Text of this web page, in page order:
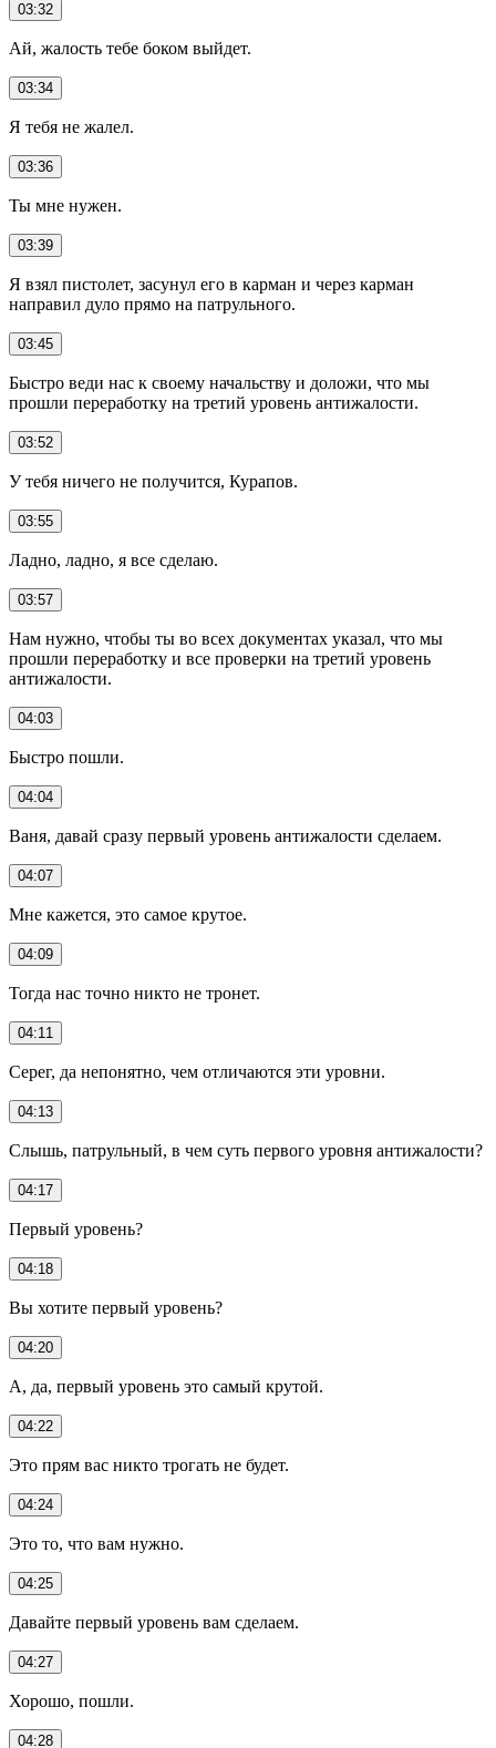
03:32
Ай, жалость тебе боком выйдет.
03:34
Я тебя не жалел.
03:36
Ты мне нужен.
03:39
Я взял пистолет, засунул его в карман и через карман
направил дуло прямо на патрульного.
03:45
Быстро веди нас к своему начальству и доложи, что мы
прошли переработку на третий уровень антижалости.
03:52
У тебя ничего не получится, Курапов.
03:55
Ладно, ладно, я все сделаю.
03:57
Нам нужно, чтобы ты во всех документах указал, что мы
прошли переработку и все проверки на третий уровень
антижалости.
04:03
Быстро пошли.
04:04
Ваня, давай сразу первый уровень антижалости сделаем.
04:07
Мне кажется, это самое крутое.
04:09
Тогда нас точно никто не тронет.
04:11
Серег, да непонятно, чем отличаются эти уровни.
04:13
Слышь, патрульный, в чем суть первого уровня антижалости?
04:17
Первый уровень?
04:18
Вы хотите первый уровень?
04:20
А, да, первый уровень это самый крутой.
04:22
Это прям вас никто трогать не будет.
04:24
Это то, что вам нужно.
04:25
Давайте первый уровень вам сделаем.
04:27
Хорошо, пошли.
04:28